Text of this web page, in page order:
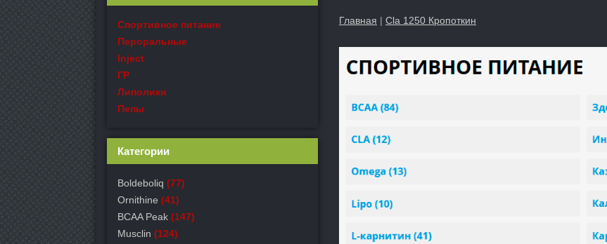
Главная | Cla 1250 Кропоткин
Спортивное питание
Пероральные
Inject
ГР
Липолики
Пепы
Категории
Boldeboliq (77)
Ornithine (41)
BCAA Peak (147)
Musclin (124)